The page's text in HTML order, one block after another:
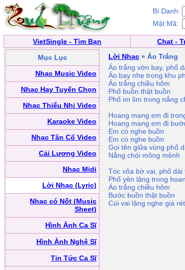
Bí Danh:
Mật Mã:
VietSingle - Tìm Bạn Chat -
Mục Lục
Nhạc Music Video
Nhạc Hay Tuyển Chọn
Nhạc Thiếu Nhi Video
Karaoke Video
Nhạc Tân Cổ Video
Cải Lương Video
Nhạc Midi
Lời Nhạc (Lyric)
Nhạc có Nốt (Music
Sheet)
Hình Ảnh Ca Sĩ
Hình Ảnh Nghệ Sĩ
Tin Tức Ca Sĩ
Lời Nhạc » Áo Trắng
Áo trắng vờn bay, phố
Áo bay nhẹ trong khu
Áo trắng chiều hôm
Phố buồn thật buồn
Phố im lìm trong nắng
Hoang mang em đi
Hoang mang em đi
Em có nghe buồn
Em có nghe buồn
Gọi tên giữa vùng phố
Nắng chói mông mênh
Tóc xõa bờ vai, phố dài
Phố yên lặng trong
Áo trắng chiều hôm
Bước buồn thật buồn
Cúi vai lặng nghe giá